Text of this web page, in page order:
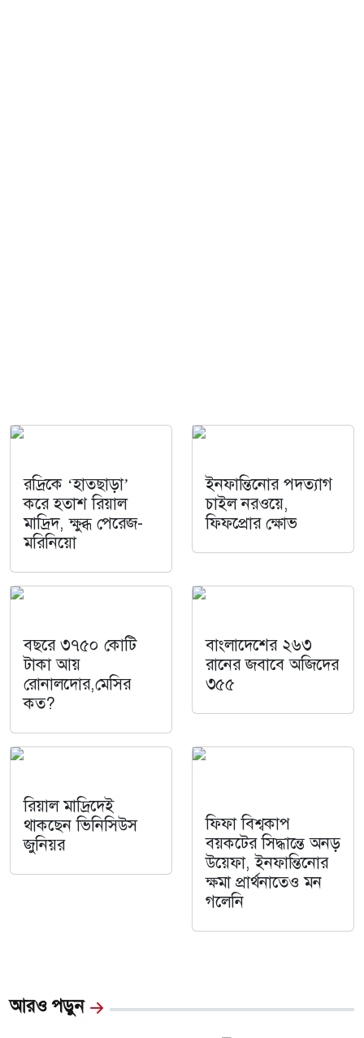
রদ্রিকে ‘হাতছাড়া’
করে হতাশ রিয়াল
মাদ্রিদ, ক্ষুব্ধ পেরেজ-
মরিনিয়ো
ইনফান্তিনোর পদত্যাগ
চাইল নরওয়ে,
ফিফপ্রোর ক্ষোভ
বছরে ৩৭৫০ কোটি
টাকা আয়
রোনালদোর,মেসির
কত?
বাংলাদেশের ২৬৩
রানের জবাবে অজিদের
৩৫৫
রিয়াল মাদ্রিদেই
থাকছেন ভিনিসিউস
জুনিয়র
ফিফা বিশ্বকাপ
বয়কটের সিদ্ধান্তে অনড়
উয়েফা, ইনফান্তিনোর
ক্ষমা প্রার্থনাতেও মন
গলেনি
আরও পড়ুন